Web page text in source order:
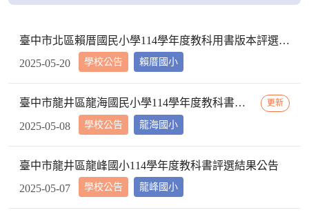
學校公告
臺中市北區賴厝國民小學114學年度教科用書版本評選結果公告
賴厝國小
2025-05-20
學校公告
臺中市龍井區龍海國民小學114學年度教科書評選結果 更新
龍海國小
2025-05-08
學校公告
臺中市龍井區龍峰國小114學年度教科書評選結果公告
龍峰國小
2025-05-07